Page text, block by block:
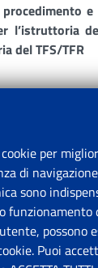
l’istruttoria
del TFS/TFR
del TFS/
team)
operatori
del TFS/TFR,
per
di
sono
funzionamento
possono
Puoi